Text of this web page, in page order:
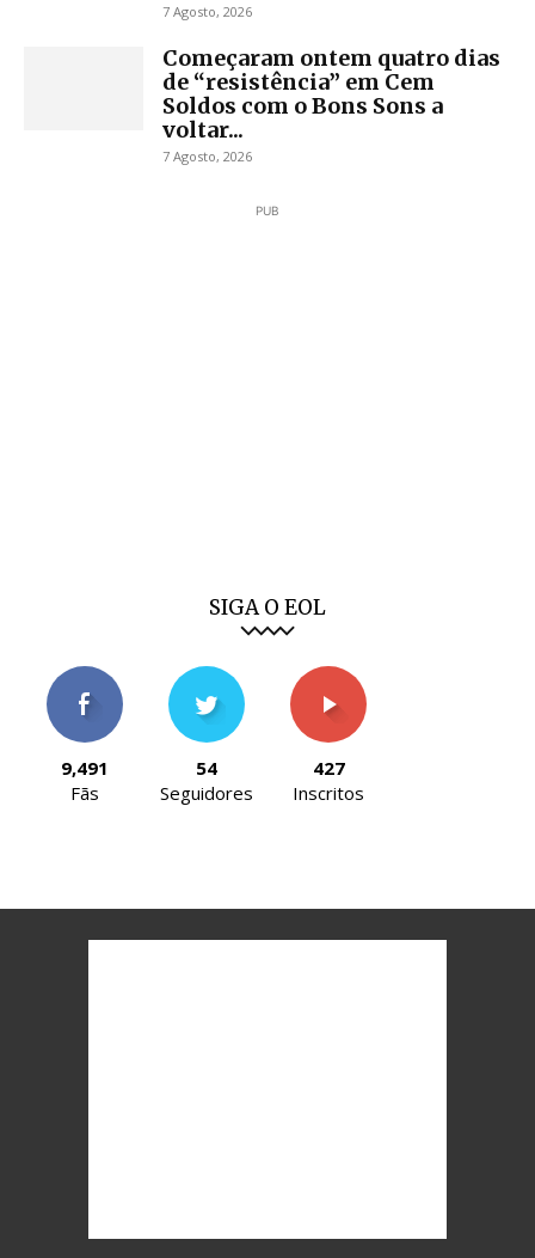
7 Agosto, 2026
Começaram ontem quatro dias
de “resistência” em Cem
Soldos com o Bons Sons a
voltar...
7 Agosto, 2026
PUB
SIGA O EOL
9,491
Fãs
54
Seguidores
427
Inscritos